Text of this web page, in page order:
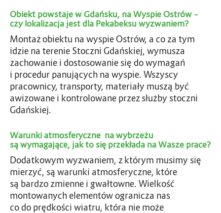
Obiekt powstaje w Gdańsku, na Wyspie Ostrów –
czy lokalizacja jest dla Pekabeksu wyzwaniem?
Montaż obiektu na wyspie Ostrów, a co za tym
idzie na terenie Stoczni Gdańskiej, wymusza
zachowanie i dostosowanie się do wymagań
i procedur panujących na wyspie. Wszyscy
pracownicy, transporty, materiały muszą być
awizowane i kontrolowane przez służby stoczni
Gdańskiej.
Warunki atmosferyczne na wybrzeżu
są wymagające, jak to się przekłada na Wasze prace?
Dodatkowym wyzwaniem, z którym musimy się
mierzyć, są warunki atmosferyczne, które
są bardzo zmienne i gwałtowne. Wielkość
montowanych elementów ogranicza nas
co do prędkości wiatru, która nie może